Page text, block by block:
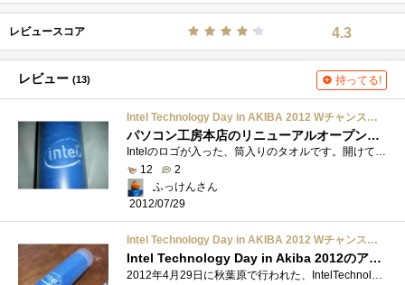
レビュースコア 4.3
レビュー (13) 持ってる!
Intel Technology Day in AKIBA 2012 Wチャンスアンケート参加賞 タオル
パソコン工房本店のリニューアルオープンセールのガラガラで貰った(^^;
Intelのロゴが入った、筒入りのタオルです。開けて撮影しようと思ったのですが、うまく仕舞えない可能性があるので、筒に入ったまま撮影しまし...
12
2
ふっけんさん
2012/07/29
Intel Technology Day in AKIBA 2012 Wチャンスアンケート参加賞 タオル
Intel Technology Day in Akiba 2012のアンケート記入参加賞で入手しました！